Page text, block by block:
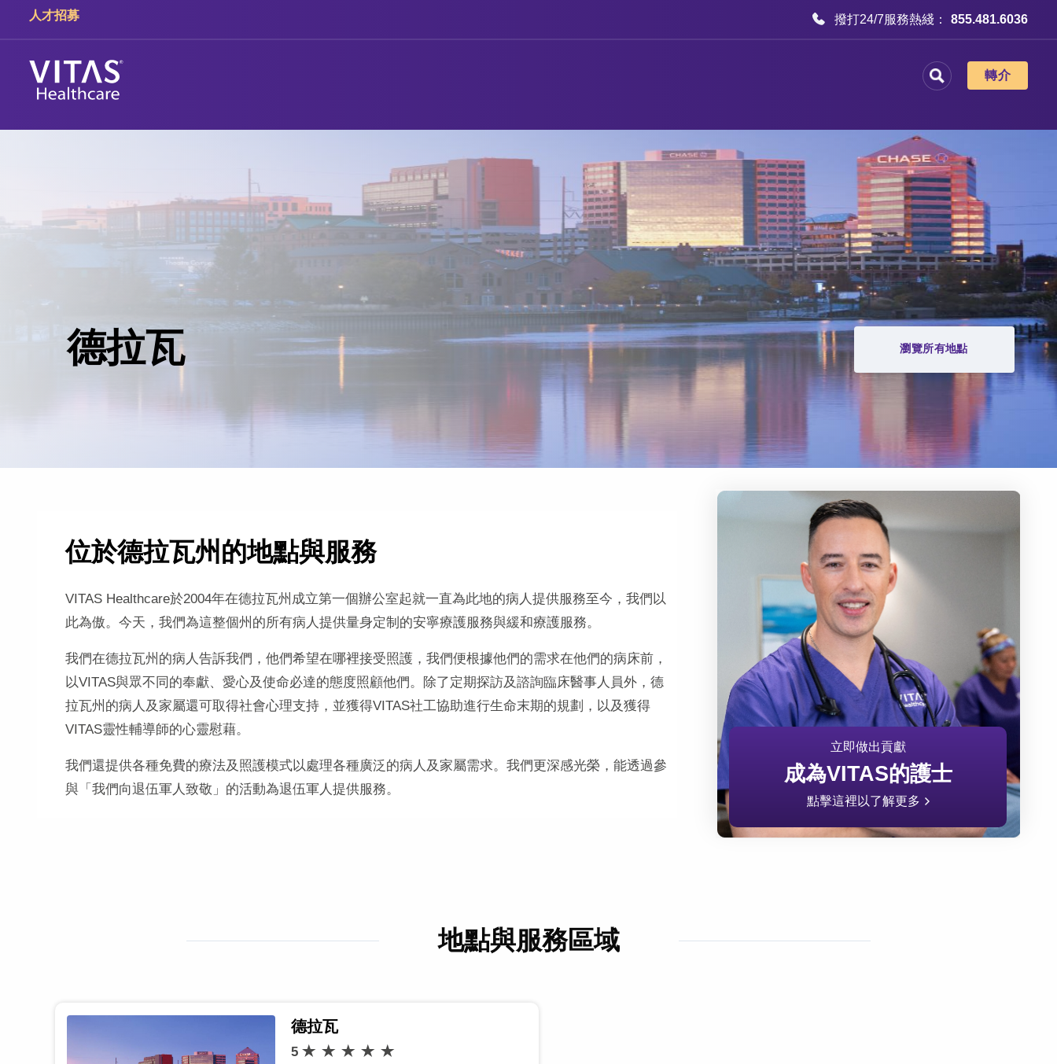
人才招募 撥打24/7服務熱綫： 855.481.6036
轉介
德拉瓦 瀏覽所有地點
位於德拉瓦州的地點與服務
VITAS Healthcare於2004年在德拉瓦州成立第一個辦公室起就一直為此地的病人提供服務至今，我們以
此為傲。今天，我們為這整個州的所有病人提供量身定制的安寧療護服務與緩和療護服務。
我們在德拉瓦州的病人告訴我們，他們希望在哪裡接受照護，我們便根據他們的需求在他們的病床前，
以VITAS與眾不同的奉獻、愛心及使命必達的態度照顧他們。除了定期探訪及諮詢臨床醫事人員外，德
拉瓦州的病人及家屬還可取得社會心理支持，並獲得VITAS社工協助進行生命末期的規劃，以及獲得
VITAS靈性輔導師的心靈慰藉。
我們還提供各種免費的療法及照護模式以處理各種廣泛的病人及家屬需求。我們更深感光榮，能透過參
與「我們向退伍軍人致敬」的活動為退伍軍人提供服務。
立即做出貢獻
成為VITAS的護士
點擊這裡以了解更多
地點與服務區域
德拉瓦
5